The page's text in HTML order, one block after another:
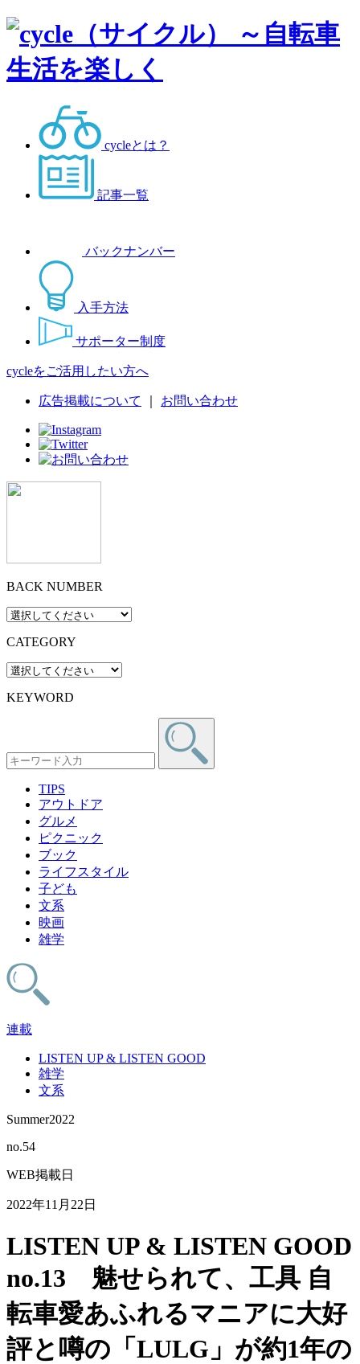
cycleとは？
記事一覧
バックナンバー
入手方法
サポーター制度
cycleをご活用したい方へ
広告掲載について お問い合わせ
BACK NUMBER
CATEGORY
KEYWORD
TIPS
アウトドア
グルメ
ピクニック
ブック
ライフスタイル
子ども
文系
映画
雑学
連載
LISTEN UP & LISTEN GOOD
雑学
文系
Summer2022
no.54
WEB掲載日
2022年11月22日
LISTEN UP & LISTEN GOOD
no.13 魅せられて、工具 自
転車愛あふれるマニアに大好
評と噂の「LULG」が約1年の